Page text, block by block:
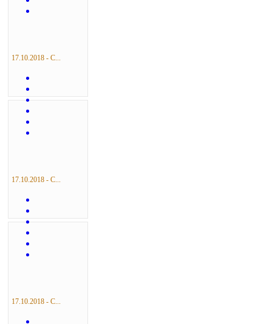
17.10.2018 - С...
17.10.2018 - С...
17.10.2018 - С...